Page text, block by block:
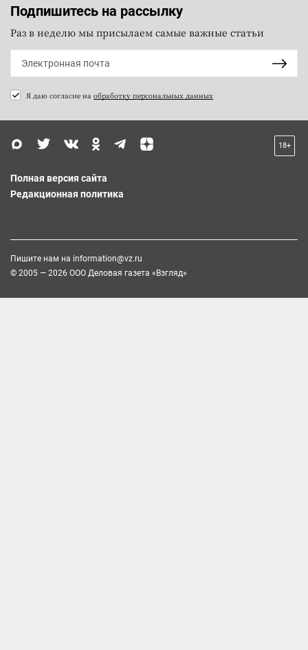
Подпишитесь на рассылку
Раз в неделю мы присылаем самые важные статьи
Я даю согласие на обработку персональных данных
18+
Полная версия сайта
Редакционная политика
Пишите нам на information@vz.ru
© 2005 — 2026 ООО Деловая газета «Взгляд»